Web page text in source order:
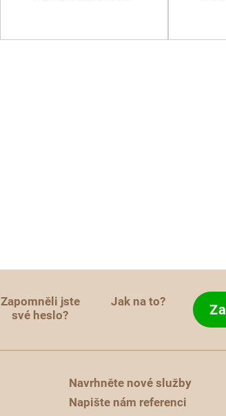
Zapomněli jste
své heslo?
Jak na to?
Navrhněte nové služby
Napište nám referenci